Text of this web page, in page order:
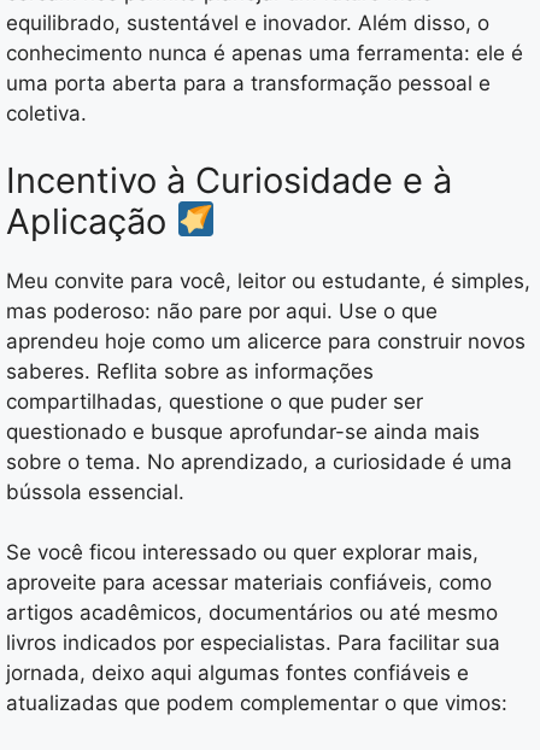
equilibrado, sustentável e inovador. Além disso, o
conhecimento nunca é apenas uma ferramenta: ele é
uma porta aberta para a transformação pessoal e
coletiva.
Incentivo à Curiosidade e à
Aplicação
Meu convite para você, leitor ou estudante, é simples,
mas poderoso: não pare por aqui. Use o que
aprendeu hoje como um alicerce para construir novos
saberes. Reflita sobre as informações
compartilhadas, questione o que puder ser
questionado e busque aprofundar-se ainda mais
sobre o tema. No aprendizado, a curiosidade é uma
bússola essencial.
Se você ficou interessado ou quer explorar mais,
aproveite para acessar materiais confiáveis, como
artigos acadêmicos, documentários ou até mesmo
livros indicados por especialistas. Para facilitar sua
jornada, deixo aqui algumas fontes confiáveis e
atualizadas que podem complementar o que vimos: